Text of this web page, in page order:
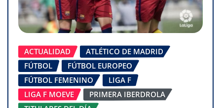
ACTUALIDAD
ATLÉTICO DE MADRID
FÚTBOL
FÚTBOL EUROPEO
FÚTBOL FEMENINO
LIGA F
LIGA F MOEVE
PRIMERA IBERDROLA